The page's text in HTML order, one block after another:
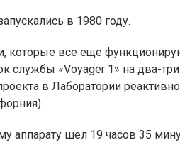
в 1980 году.
которые все еще
службы «Voyager 1» на два-
в Лаборатории
аппарату шел 19 часов 35